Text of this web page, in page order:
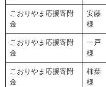
こおりやま応援寄附
金
安
様
こおりやま応援寄附
金
一
様
こおりやま応援寄附
金
柿
様